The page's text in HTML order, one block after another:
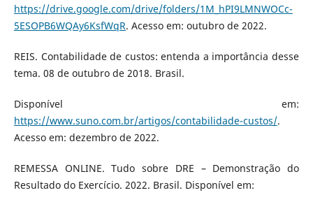
https://drive.google.com/drive/folders/1M_hPI9LMNWOCc-
5ESOPB6WQAy6KsfWqR. Acesso em: outubro de 2022.
REIS. Contabilidade de custos: entenda a importância desse
tema. 08 de outubro de 2018. Brasil.
Disponível em:
https://www.suno.com.br/artigos/contabilidade-custos/.
Acesso em: dezembro de 2022.
REMESSA ONLINE. Tudo sobre DRE – Demonstração do
Resultado do Exercício. 2022. Brasil. Disponível em: